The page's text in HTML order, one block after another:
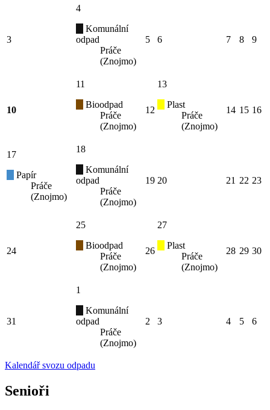
3
4
Komunální
odpad
Práče
(Znojmo)
5 6 7 8 9
10
11
Bioodpad
Práče
(Znojmo)
12
13
Plast
Práče
(Znojmo)
14 15 16
17
Papír
Práče
(Znojmo)
18
Komunální
odpad
Práče
(Znojmo)
19 20 21 22 23
24
25
Bioodpad
Práče
(Znojmo)
26
27
Plast
Práče
(Znojmo)
28 29 30
31
1
Komunální
odpad
Práče
(Znojmo)
2 3 4 5 6
Kalendář svozu odpadu
Senioři